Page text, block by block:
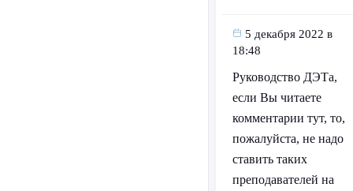
5 декабря 2022 в
18:48
Руководство ДЭТа,
если Вы читаете
комментарии тут, то,
пожалуйста, не надо
ставить таких
преподавателей на